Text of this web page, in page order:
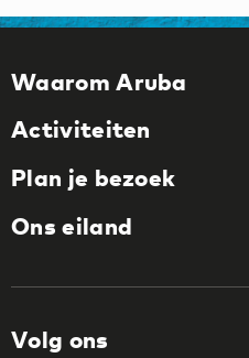
Waarom Aruba
Activiteiten
Plan je bezoek
Ons eiland
Volg ons